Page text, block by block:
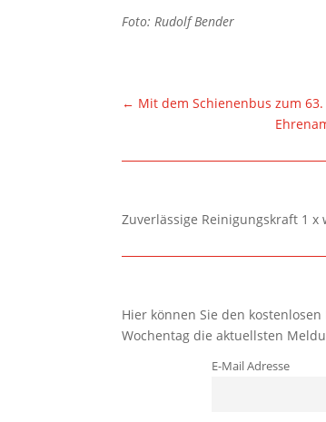
Foto: Rudolf Bender
← Mit dem Schienenbus zum
Zuverlässige Reinigungskraft 1
Hier können Sie den
Wochentag die aktuellsten
E-Mail Adresse